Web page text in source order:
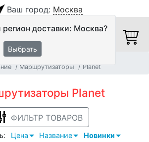
Ваш город: Москва
доставки: Москва?
Выбрать
Маршрутизаторы Planet
Planet
ФИЛЬТР ТОВАРОВ
Цена Название Новинки